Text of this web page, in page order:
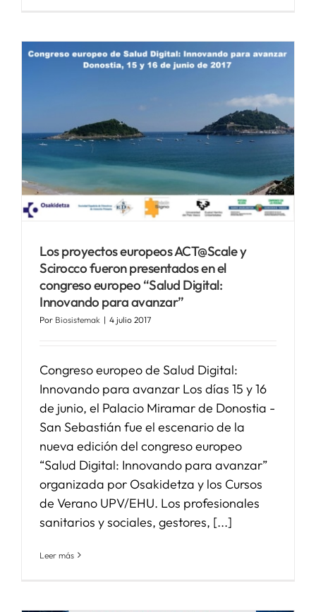
Los proyectos europeos ACT@Scale y
Scirocco fueron presentados en el
congreso europeo “Salud Digital:
Innovando para avanzar”
Por Biosistemak | 4 julio 2017
Congreso europeo de Salud Digital:
Innovando para avanzar Los días 15 y 16
de junio, el Palacio Miramar de Donostia -
San Sebastián fue el escenario de la
nueva edición del congreso europeo
“Salud Digital: Innovando para avanzar”
organizada por Osakidetza y los Cursos
de Verano UPV/EHU. Los profesionales
sanitarios y sociales, gestores, [...]
Leer más